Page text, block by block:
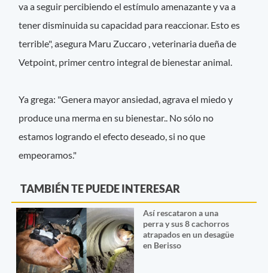
va a seguir percibiendo el estímulo amenazante y va a
tener disminuida su capacidad para reaccionar. Esto es
terrible", asegura Maru Zuccaro , veterinaria dueña de
Vetpoint, primer centro integral de bienestar animal.
Ya grega: "Genera mayor ansiedad, agrava el miedo y
produce una merma en su bienestar.. No sólo no
estamos logrando el efecto deseado, si no que
empeoramos."
TAMBIÉN TE PUEDE INTERESAR
Así rescataron a una
perra y sus 8 cachorros
atrapados en un desagüe
en Berisso